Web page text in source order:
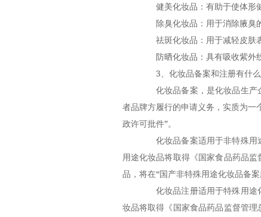
健美化妆品：有助于使体形健
除臭化妆品：用于消除腋臭的
祛斑化妆品：用于减轻皮肤表
防晒化妆品：具有吸收紫外线
3、化妆品备案和注册有什么
化妆品备案，是化妆品生产
者品牌方履行的申请义务，实质为一
政许可批件”。
化妆品备案适用于非特殊用
用途化妆品将取得《国家食品药品
品，将在“国产非特殊用途化妆品备
化妆品注册适用于特殊用途
妆品将取得《国家食品药品监督管